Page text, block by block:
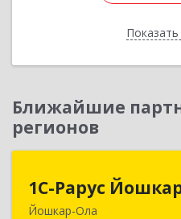
Ближайшие
регионов
1С-Рарус
Йошкар-Ола
424004, Марий Эл